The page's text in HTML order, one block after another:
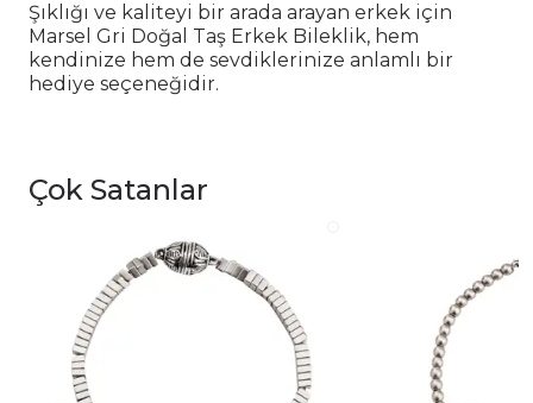
Şıklığı ve kaliteyi bir arada arayan erkek için
Marsel Gri Doğal Taş Erkek Bileklik, hem
kendinize hem de sevdiklerinize anlamlı bir
hediye seçeneğidir.
Çok Satanlar